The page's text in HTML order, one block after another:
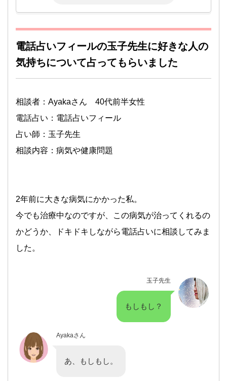
電話占いフィールの玉子先生に好きな人の
気持ちについて占ってもらいました
相談者：Ayakaさん 40代前半女性
電話占い：電話占いフィール
占い師：玉子先生
相談内容：病気や健康問題
2年前に大きな病気にかかった私。
今でも治療中なのですが、この病気が治ってくれるの
かどうか、ドキドキしながら電話占いに相談してみま
した。
玉子先生
もしもし？
Ayakaさん
あ、もしもし。